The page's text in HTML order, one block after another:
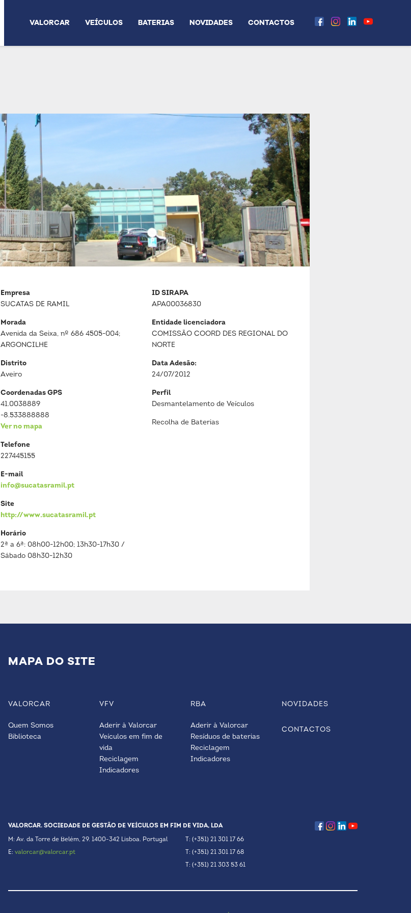
VALORCAR VEÍCULOS BATERIAS NOVIDADES CONTACTOS
Empresa
SUCATAS DE RAMIL
Morada
Avenida da Seixa, nº 686 4505-004;
ARGONCILHE
Distrito
Aveiro
Coordenadas GPS
41.0038889
-8.533888888
Ver no mapa
Telefone
227445155
E-mail
info@sucatasramil.pt
Site
http://www.sucatasramil.pt
Horário
2ª a 6ª: 08h00-12h00; 13h30-17h30 /
Sábado 08h30-12h30
ID SIRAPA
APA00036830
Entidade licenciadora
COMISSÃO COORD DES REGIONAL DO
NORTE
Data Adesão:
24/07/2012
Perfil
Desmantelamento de Veículos
Recolha de Baterias
MAPA DO SITE
VALORCAR
Quem Somos
Biblioteca
VFV
Aderir à Valorcar
Veículos em fim de
vida
Reciclagem
Indicadores
RBA
Aderir à Valorcar
Resíduos de baterias
Reciclagem
Indicadores
NOVIDADES
CONTACTOS
VALORCAR. SOCIEDADE DE GESTÃO DE VEÍCULOS EM FIM DE VIDA, LDA
M: Av. da Torre de Belém, 29. 1400-342 Lisboa. Portugal
E: valorcar@valorcar.pt
T: (+351) 21 301 17 66
T: (+351) 21 301 17 68
T: (+351) 21 303 53 61